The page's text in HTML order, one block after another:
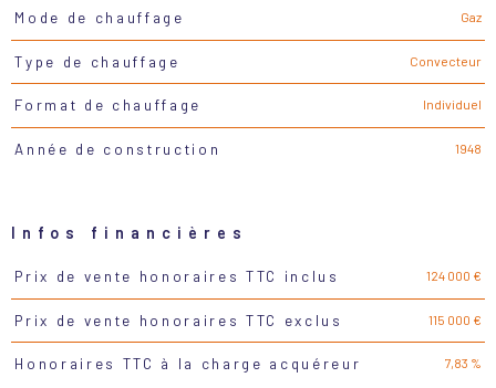
Mode de chauffage Gaz
Type de chauffage Convecteur
Format de chauffage Individuel
Année de construction 1948
Infos financières
Caractéristiques Valeurs
Prix de vente honoraires TTC inclus 124 000 €
Prix de vente honoraires TTC exclus 115 000 €
Honoraires TTC à la charge acquéreur 7,83 %